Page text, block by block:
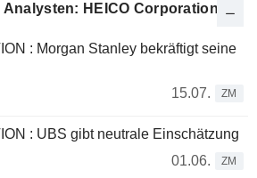
HEICO Corporation
: Morgan Stanley bekräftigt seine
15.07.
ZM
: UBS gibt neutrale Einschätzung
01.06.
ZM